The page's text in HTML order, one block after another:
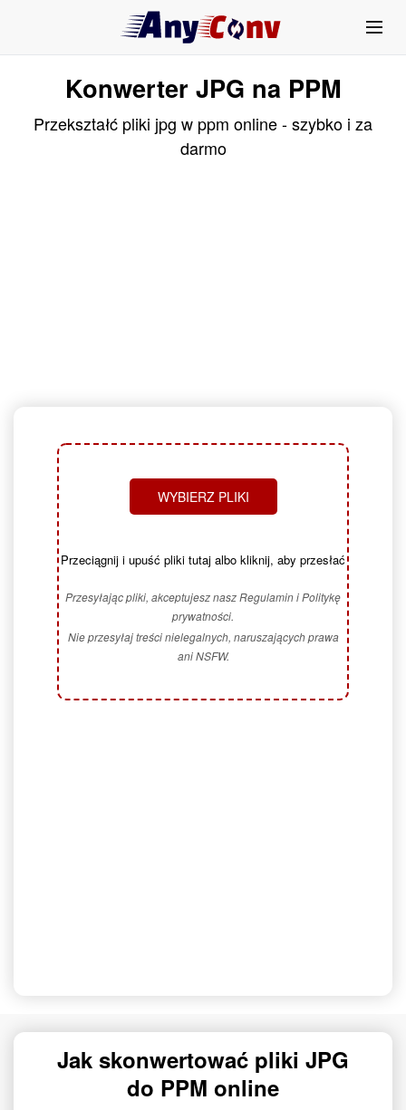
Konwerter JPG na PPM
Przekształć pliki jpg w ppm online - szybko i za
darmo
WYBIERZ PLIKI
Przeciągnij i upuść pliki tutaj albo kliknij, aby przesłać
Przesyłając pliki, akceptujesz nasz Regulamin i Politykę
prywatności.
Nie przesyłaj treści nielegalnych, naruszających prawa
ani NSFW.
Jak skonwertować pliki JPG
do PPM online